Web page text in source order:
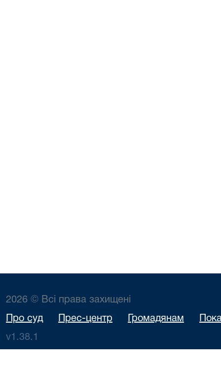
2026 © Всі права захищені
Про суд Прес-центр Громадянам
v1.38.1